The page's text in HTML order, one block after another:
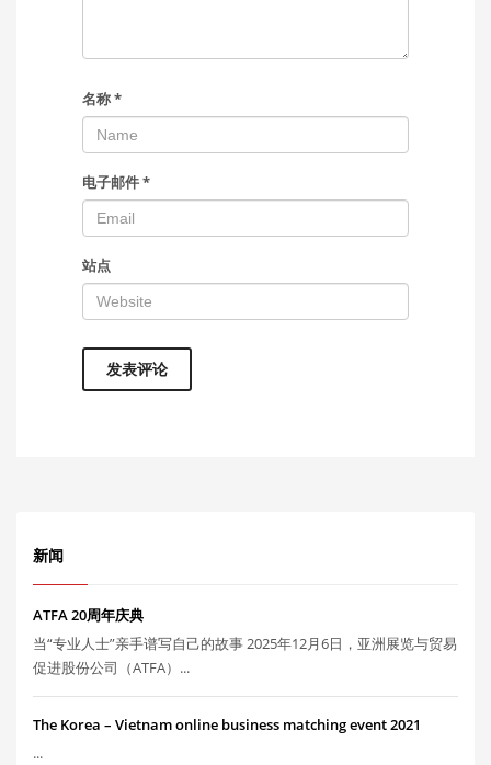
名称*
电子邮件*
站点
新闻
ATFA 20周年庆典
当“专业人士”亲手谱写自己的故事 2025年12月6日，亚洲展览与贸易
促进股份公司（ATFA）...
The Korea – Vietnam online business matching event 2021
...